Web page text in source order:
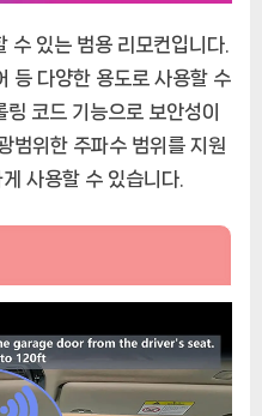
수 있는 범용 리모컨입니다.
등 다양한 용도로 사용할 수
코드 기능으로 보안성이
위한 주파수 범위를 지원
사용할 수 있습니다.